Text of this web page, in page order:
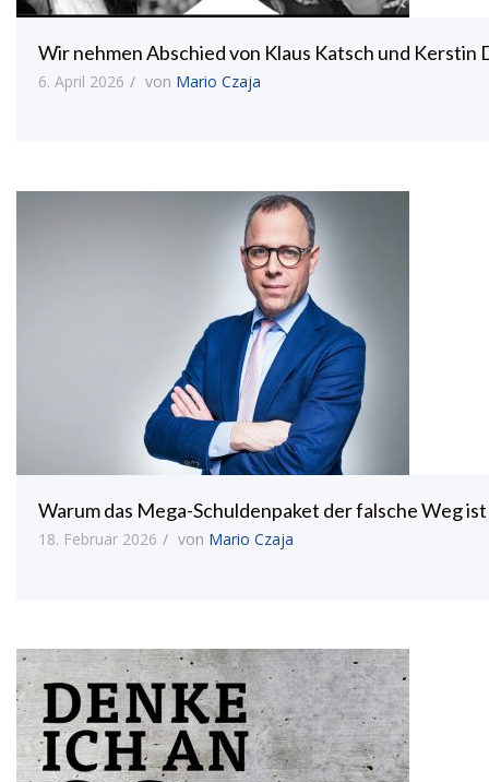
Wir nehmen Abschied von Klaus Katsch und Kerstin
6. April 2026 von Mario Czaja
Warum das Mega-Schuldenpaket der falsche Weg ist
18. Februar 2026 von Mario Czaja